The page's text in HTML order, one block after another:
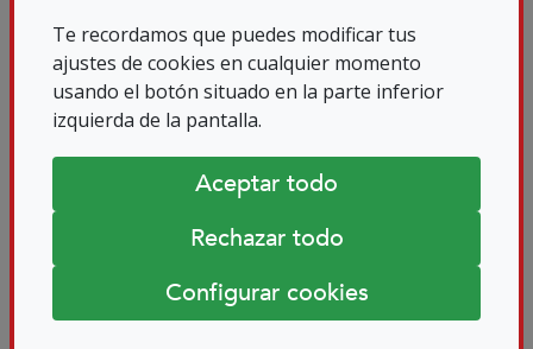
Te recordamos que puedes modificar tus
ajustes de cookies en cualquier momento
usando el botón situado en la parte inferior
izquierda de la pantalla.
Aceptar todo
Rechazar todo
Configurar cookies
general sobre la seguridad en Internet y
herramientas que te ayudarán a navegar
más seguro. Además, a través de nuestro
canal de avisos podrás estar actualizado
de las últimas alertas de seguridad.
¿Quieres estar en contacto? Puedes
encontrarnos en Facebook, Twitter,
Google+, Youtube y en nuestros